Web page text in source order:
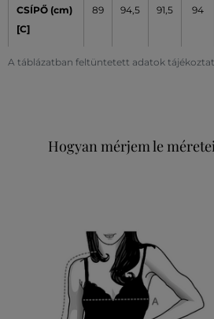
A táblázatban feltüntetett adatok
CSÍPŐ (cm)
[C]
89 94,5 91,5 94
Hogyan mérjem le